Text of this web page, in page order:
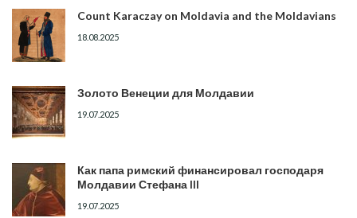
Count Karaczay on Moldavia and the Moldavians
18.08.2025
Золото Венеции для Молдавии
19.07.2025
Как папа римский финансировал господаря
Молдавии Стефана III
19.07.2025